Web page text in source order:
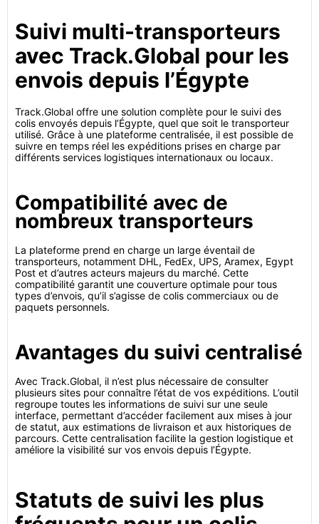
Suivi multi-transporteurs
avec Track.Global pour les
envois depuis l’Égypte
Track.Global offre une solution complète pour le suivi des
colis envoyés depuis l’Égypte, quel que soit le transporteur
utilisé. Grâce à une plateforme centralisée, il est possible de
suivre en temps réel les expéditions prises en charge par
différents services logistiques internationaux ou locaux.
Compatibilité avec de
nombreux transporteurs
La plateforme prend en charge un large éventail de
transporteurs, notamment DHL, FedEx, UPS, Aramex, Egypt
Post et d’autres acteurs majeurs du marché. Cette
compatibilité garantit une couverture optimale pour tous
types d’envois, qu’il s’agisse de colis commerciaux ou de
paquets personnels.
Avantages du suivi centralisé
Avec Track.Global, il n’est plus nécessaire de consulter
plusieurs sites pour connaître l’état de vos expéditions. L’outil
regroupe toutes les informations de suivi sur une seule
interface, permettant d’accéder facilement aux mises à jour
de statut, aux estimations de livraison et aux historiques de
parcours. Cette centralisation facilite la gestion logistique et
améliore la visibilité sur vos envois depuis l’Égypte.
Statuts de suivi les plus